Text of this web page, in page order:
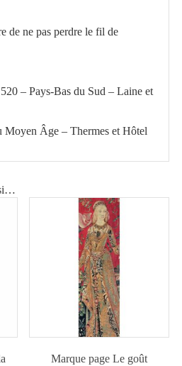
de ne pas perdre le fil de
– Pays-Bas du Sud – Laine et
Moyen Âge – Thermes et Hôtel
Marque page Le goût